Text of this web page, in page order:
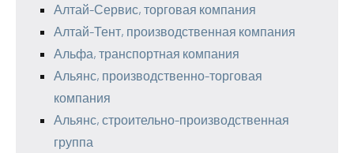
Алтай-Сервис, торговая компания
Алтай-Тент, производственная компания
Альфа, транспортная компания
Альянс, производственно-торговая
компания
Альянс, строительно-производственная
группа